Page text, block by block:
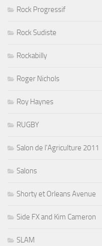
Rock Progressif
Rock Sudiste
Rockabilly
Roger Nichols
Roy Haynes
RUGBY
Salon de l'Agriculture 2011
Salons
Shorty et Orleans Avenue
Side FX and Kim Cameron
SLAM